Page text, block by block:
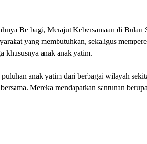
Berbagi, Merajut Kebersamaan di Bulan
yang membutuhkan, sekaligus
khususnya anak anak yatim.
puluhan anak yatim dari berbagai wilayah
Mereka mendapatkan santunan berupa